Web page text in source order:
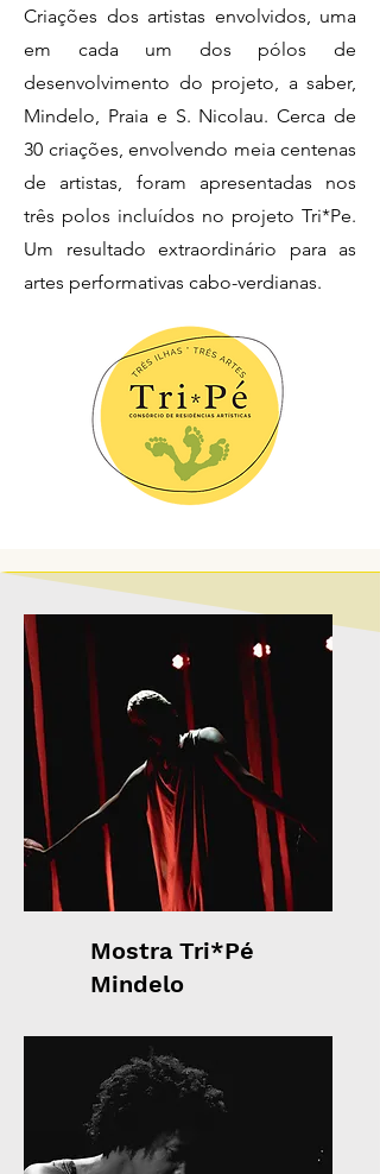
Criações dos artistas envolvidos, uma
em cada um dos pólos de
desenvolvimento do projeto, a saber,
Mindelo, Praia e S. Nicolau. Cerca de
30 criações, envolvendo meia centenas
de artistas, foram apresentadas nos
três polos incluídos no projeto Tri*Pe.
Um resultado extraordinário para as
artes performativas cabo-verdianas.
Mostra Tri*Pé
Mindelo